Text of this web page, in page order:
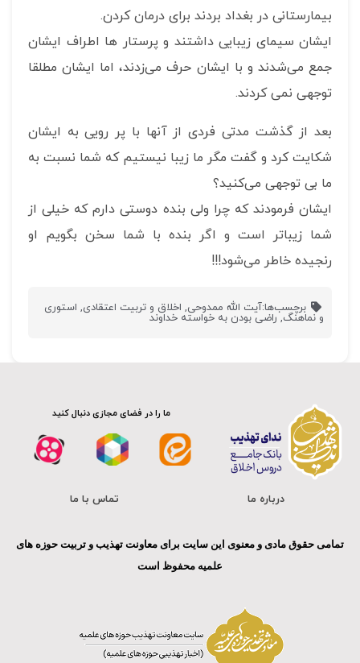
بیمارستانی در بغداد بردند برای درمان کردن.
ایشان سیمای زیبایی داشتند و پرستار ها اطراف ایشان
جمع می‌شدند و با ایشان حرف می‌زدند، اما ایشان مطلقا
توجهی نمی کردند.
بعد از گذشت مدتی فردی از آنها با پر رویی به ایشان
شکایت کرد و گفت مگر ما زیبا نیستیم که شما نسبت به
ما بی توجهی می‌کنید؟
ایشان فرمودند که چرا ولی بنده دوستی دارم که خیلی‌ از
شما زیباتر است و اگر بنده با شما سخن بگویم او
رنجیده خاطر می‌شود!!!
برچسب‌ها:آیت الله ممدوحی, اخلاق و تربیت اعتقادی, استوری
و نماهنگ, راضی بودن به خواسته خداوند
ما را در فضای مجازی دنبال کنید
درباره ما تماس با ما
تمامی حقوق مادی و معنوی این سایت برای معاونت تهذیب و تربیت حوزه های
علمیه محفوظ است